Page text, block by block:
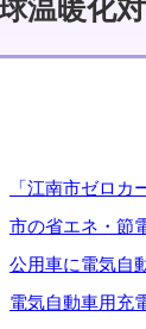
温暖化
「江南市ゼロ
市の省エネ・節
公用車に電気自
電気自動車用充